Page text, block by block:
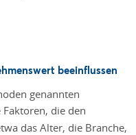
beeinflussen
genannten
die den
das Alter, die Branche,